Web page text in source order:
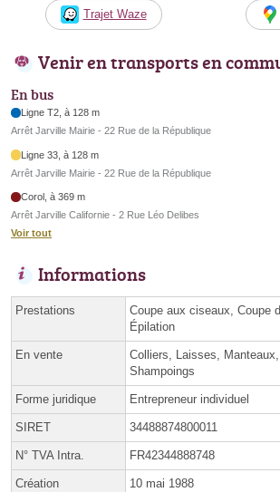
Trajet Waze
Venir en transports en
En bus
Ligne T2, à 128 m
Arrêt Jarville Mairie - 22 Rue de la République
Ligne 33, à 128 m
Arrêt Jarville Mairie - 22 Rue de la République
Corol, à 369 m
Arrêt Jarville Californie - 2 Rue Léo Delibes
Voir tout
Informations
Prestations
Coupe aux ciseaux, Coupe
Épilation
En vente
Colliers, Laisses,
Shampoings
Forme juridique Entrepreneur individuel
SIRET 34488874800011
N° TVA Intra. FR42344888748
Création 10 mai 1988